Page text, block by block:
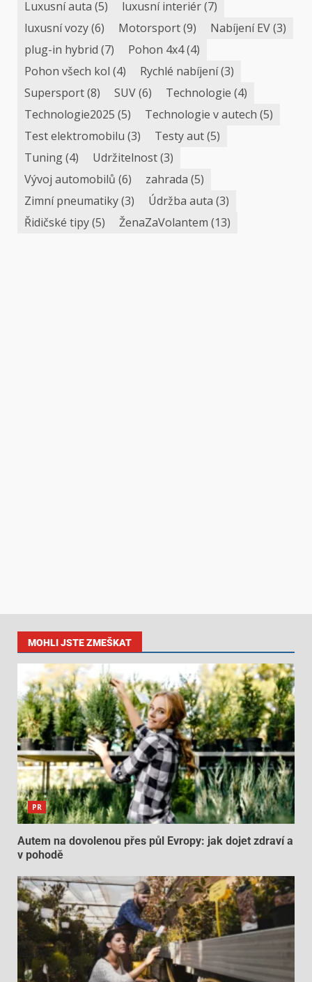
Luxusní auta (5) luxusní interiér(7)
luxusní vozy(6) Motorsport(9) Nabíjení EV(3)
plug-in hybrid (7) Pohon 4x4(4)
Pohon všech kol (4) Rychlé nabíjení(3)
Supersport(8) SUV(6) Technologie (4)
Technologie2025 (5) Technologie v autech (5)
Test elektromobilu (3) Testy aut(5)
Tuning(4) Udržitelnost(3)
Vývoj automobilů (6) zahrada (5)
Zimní pneumatiky(3) Údržba auta (3)
Řidičské tipy(5) ŽenaZaVolantem (13)
MOHLI JSTE ZMEŠKAT
PR
Autem na dovolenou přes půl Evropy: jak dojet zdraví a
v pohodě